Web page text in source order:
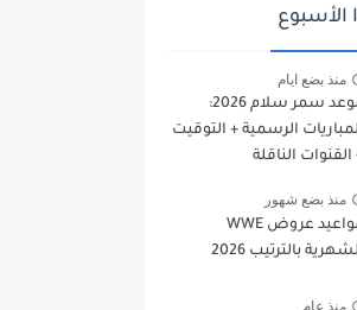
الأسبوع
منذ بضع ايام
موعد سمر سلام 2026:
الرسمية + التوقيت
القنوات الناقلة
منذ بضع شهور
مواعيد عروض WWE
بالترتيب 2026
منذ عام